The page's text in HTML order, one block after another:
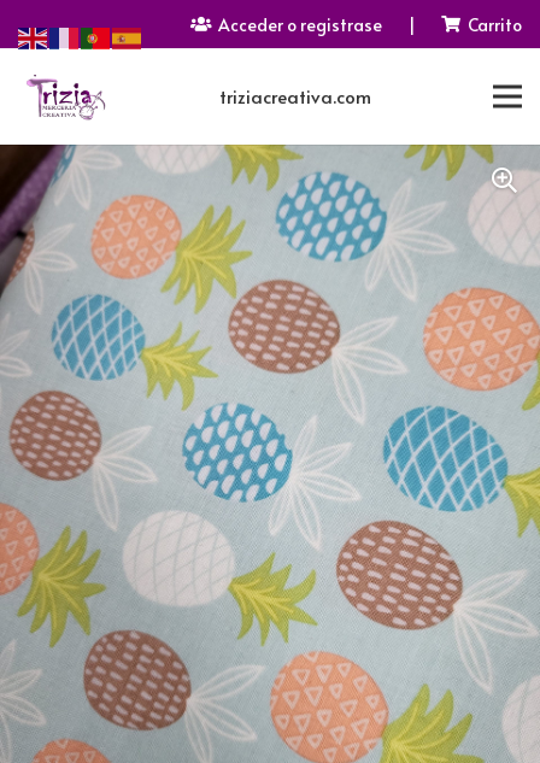
Acceder o registrase | Carrito
triziacreativa.com